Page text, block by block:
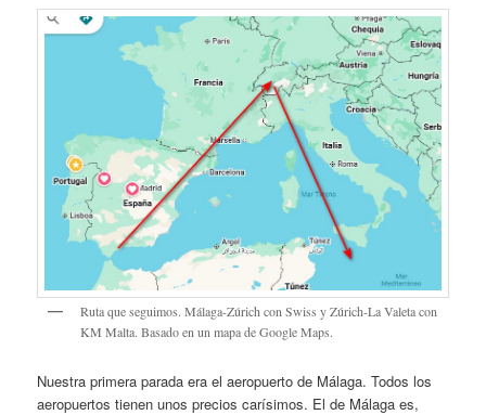
Ruta que seguimos. Málaga-Zúrich con Swiss y Zúrich-La Valeta con
KM Malta. Basado en un mapa de Google Maps.
Nuestra primera parada era el aeropuerto de Málaga. Todos los
aeropuertos tienen unos precios carísimos. El de Málaga es,